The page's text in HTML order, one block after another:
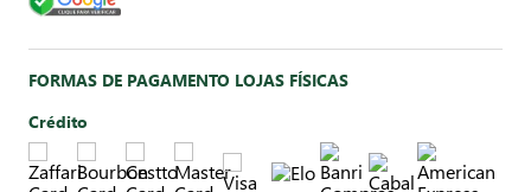
FORMAS DE PAGAMENTO LOJAS FÍSICAS
Crédito